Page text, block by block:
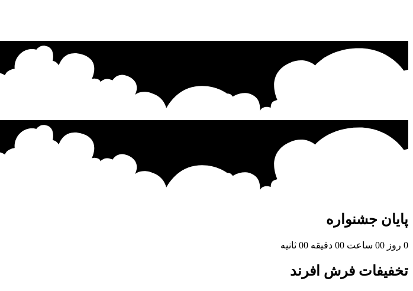
پایان جشنواره
0 روز 00 ساعت 00 دقیقه 00 ثانیه
تخفیفات فرش افرند